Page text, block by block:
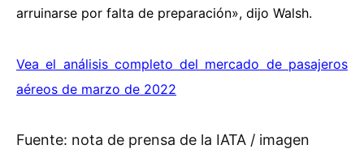
arruinarse por falta de preparación», dijo Walsh.
Vea el análisis completo del mercado de pasajeros
aéreos de marzo de 2022
Fuente: nota de prensa de la IATA / imagen